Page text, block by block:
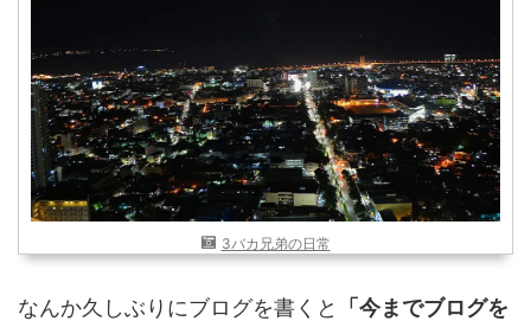
世界一周の準備
Web・ガジェット
スマホ・タブレット
PC・インターネット
ポケモンGO
AND OR
3バカ兄弟の日常
なんか久しぶりにブログを書くと
「今までブログを